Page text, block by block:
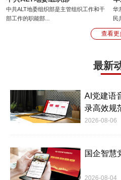
中共ALT地委组织部是主管组织工作和干
部工作的职能部...
华
民
查看更
最新
AI党建语
录高效规
2026-08-06
国企智慧
2026-08-04